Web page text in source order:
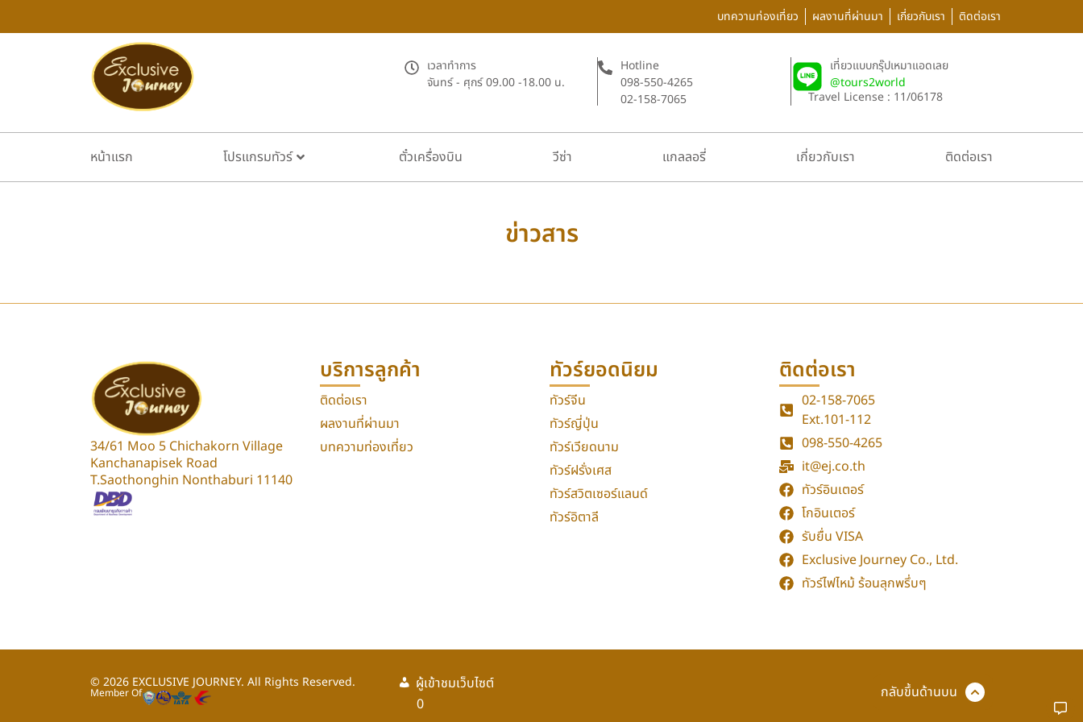
บทความท่องเที่ยว ผลงานที่ผ่านมา เกี่ยวกับเรา ติดต่อเรา
เวลาทำการ
จันทร์ - ศุกร์ 09.00 -18.00 น.
Hotline
098-550-4265
02-158-7065
เที่ยวแบบกรุ๊ปเหมาแอดเลย
@tours2world
Travel License : 11/06178
หน้าแรก โปรแกรมทัวร์ ตั๋วเครื่องบิน วีซ่า แกลลอรี่ เกี่ยวกับเรา ติดต่อเรา
ข่าวสาร
34/61 Moo 5 Chichakorn Village
Kanchanapisek Road
T.Saothonghin Nonthaburi 11140
บริการลูกค้า
ติดต่อเรา
ผลงานที่ผ่านมา
บทความท่องเที่ยว
ทัวร์ยอดนิยม
ทัวร์จีน
ทัวร์ญี่ปุ่น
ทัวร์เวียดนาม
ทัวร์ฝรั่งเศส
ทัวร์สวิตเซอร์แลนด์
ทัวร์อิตาลี
ติดต่อเรา
02-158-7065
Ext.101-112
098-550-4265
it@ej.co.th
ทัวร์อินเตอร์
โกอินเตอร์
รับยื่น VISA
Exclusive Journey Co., Ltd.
ทัวร์ไฟไหม้ ร้อนลุกพรึ่บๆ
© 2026 EXCLUSIVE JOURNEY. All Rights Reserved.
Member Of
ผู้เข้าชมเว็บไซต์
0
กลับขึ้นด้านบน